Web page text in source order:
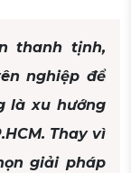
thanh tịnh,
nghiệp để
là xu hướng
Thay vì
giải pháp